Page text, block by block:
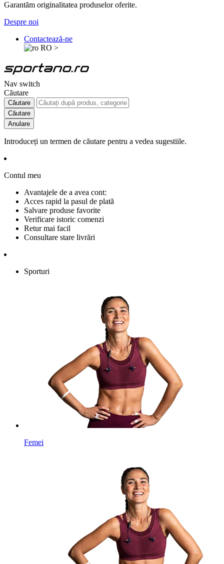
Garantăm originalitatea produselor oferite.
Despre noi
Contactează-ne
RO >
Nav switch
Căutare
Căutare
Căutare
Anulare
Introduceți un termen de căutare pentru a vedea sugestiile.
Contul meu
Avantajele de a avea cont:
Acces rapid la pasul de plată
Salvare produse favorite
Verificare istoric comenzi
Retur mai facil
Consultare stare livrări
Sporturi
Femei